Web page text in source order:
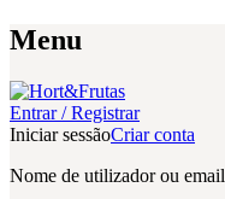
Menu
Entrar / Registrar
Iniciar sessãoCriar conta
Nome de utilizador ou email